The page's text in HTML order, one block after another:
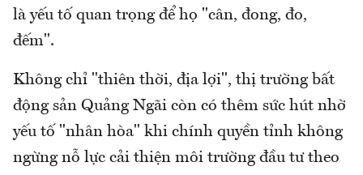
là yếu tố quan trọng để họ "cân, đong, đo,
đếm".
Không chỉ "thiên thời, địa lợi", thị trường bất
động sản Quảng Ngãi còn có thêm sức hút nhờ
yếu tố "nhân hòa" khi chính quyền tỉnh không
ngừng nỗ lực cải thiện môi trường đầu tư theo